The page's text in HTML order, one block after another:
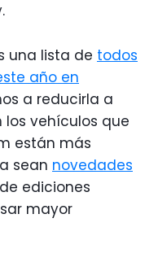
una lista de todos
año en
a reducirla a
los vehículos que
están más
sean novedades
ediciones
mayor